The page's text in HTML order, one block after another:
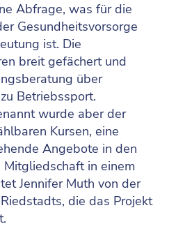
Abfrage, was für die
Gesundheitsvorsorge
ist. Die
breit gefächert und
über
Betriebssport.
wurde aber der
Kursen, eine
Angebote in den
Mitgliedschaft in einem
Jennifer Muth von der
die das Projekt